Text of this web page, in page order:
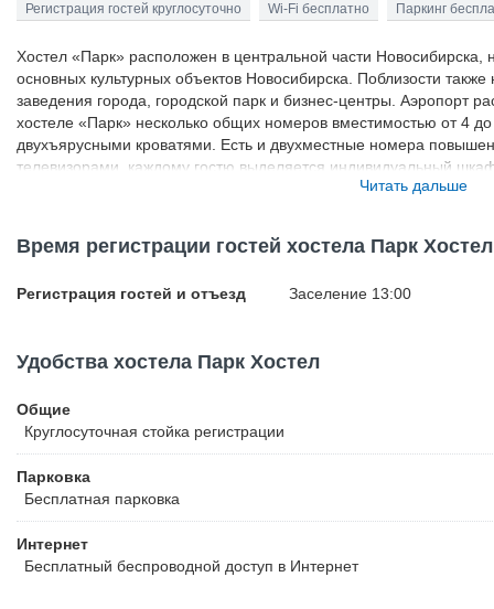
Регистрация гостей круглосуточно Wi-Fi бесплатно Паркинг
Хостел «Парк» расположен в центральной части Новосибирска,
основных культурных объектов Новосибирска. Поблизости
заведения города, городской парк и бизнес-центры. Аэропорт
хостеле «Парк» несколько общих номеров вместимостью от 4
двухъярусными кроватями. Есть и двухместные номера
телевизорами, каждому гостю выделяется индивидуальный
время в общей гостиной хостела, где есть компьютер,
Возможно размещение с домашними животными. Курение в
Читать дальше
Время регистрации гостей хостела Парк Хостел
Регистрация гостей и отъезд Заселение 13:00
Удобства хостела Парк Хостел
Общие
Круглосуточная стойка регистрации
Парковка
Бесплатная парковка
Интернет
Бесплатный беспроводной доступ в Интернет